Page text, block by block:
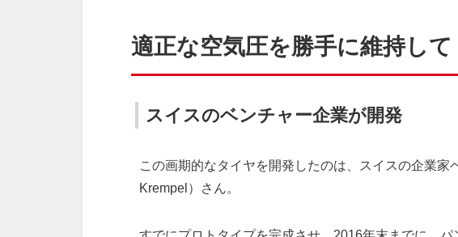
適正な空気圧を勝手に維持し
スイスのベンチャー企業が開発
この画期的なタイヤを開発したのは、スイスの企業
Krempel）さん。